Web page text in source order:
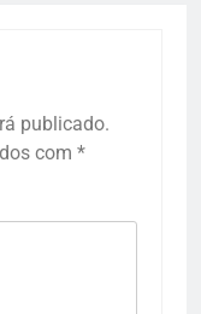
publicado.
com *